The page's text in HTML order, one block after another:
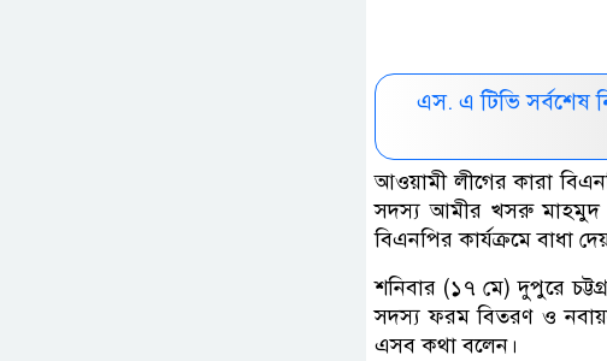
এস. এ টিভি
আওয়ামী লীগের কারা
সদস্য আমীর খসরু মাহমুদ
বিএনপির কার্যক্রমে বাধা
শনিবার (১৭ মে) দুপুরে
সদস্য ফরম বিতরণ ও
এসব কথা বলেন।